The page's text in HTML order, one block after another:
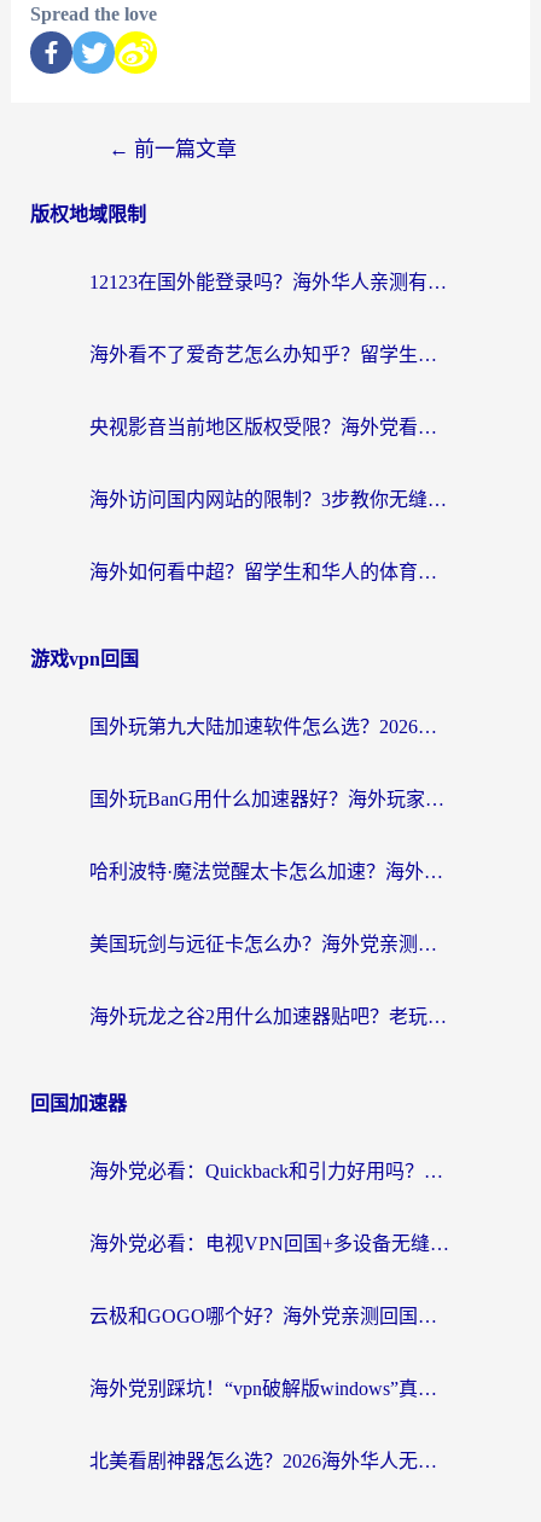
Spread the love
← 前一篇文章
版权地域限制
12123在国外能登录吗？海外华人亲测有效的回国加速器选择指南
海外看不了爱奇艺怎么办知乎？留学生亲测有效的回国加速方案
央视影音当前地区版权受限？海外党看国内剧、追电视台的终极解决方案
海外访问国内网站的限制？3步教你无缝解锁国内资源（附实测最优工具）
海外如何看中超？留学生和华人的体育赛事观看终极指南（附欧洲杯奥运会观看技巧）
游戏vpn回国
国外玩第九大陆加速软件怎么选？2026终极指南帮你告别延迟卡顿
国外玩BanG用什么加速器好？海外玩家亲测的国服游戏加速终极方案
哈利波特·魔法觉醒太卡怎么加速？海外党亲测有效的国服游戏加速指南
美国玩剑与远征卡怎么办？海外党亲测有效的国服游戏加速指南
海外玩龙之谷2用什么加速器贴吧？老玩家实测推荐，附新加坡猎魂觉醒国外剑与远征加速攻略
回国加速器
海外党必看：Quickback和引力好用吗？3分钟搞懂回国加速器怎么选
海外党必看：电视VPN回国+多设备无缝访问国内资源的实用指南
云极和GOGO哪个好？海外党亲测回国加速器选择指南（附iOS免费&Windows VPN实用技巧）
海外党别踩坑！“vpn破解版windows”真的能用？教你选对回国加速器无缝刷国内资源
北美看剧神器怎么选？2026海外华人无缝访问国内资源全攻略